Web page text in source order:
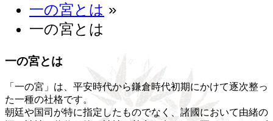
一の宮とは »
一の宮とは
一の宮とは
「一の宮」は、平安時代から鎌倉時代初期にかけて逐次整っ
た一種の社格です。
朝廷や国司が特に指定したものでなく、諸國において由緒の